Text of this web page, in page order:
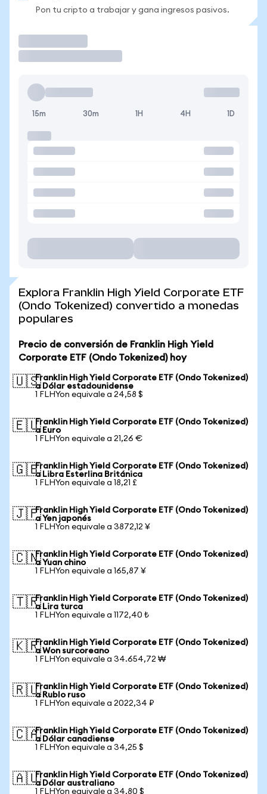
Pon tu cripto a trabajar y gana ingresos pasivos.
15m 30m 1H 4H 1D
Explora Franklin High Yield Corporate ETF
(Ondo Tokenized) convertido a monedas
populares
Precio de conversión de Franklin High Yield
Corporate ETF (Ondo Tokenized) hoy
🇺🇸Franklin High Yield Corporate ETF (Ondo Tokenized)
a Dólar estadounidense
1 FLHYon equivale a 24,58 $
🇪🇺Franklin High Yield Corporate ETF (Ondo Tokenized)
a Euro
1 FLHYon equivale a 21,26 €
🇬🇧Franklin High Yield Corporate ETF (Ondo Tokenized)
a Libra Esterlina Británica
1 FLHYon equivale a 18,21 £
🇯🇵Franklin High Yield Corporate ETF (Ondo Tokenized)
a Yen japonés
1 FLHYon equivale a 3872,12 ¥
🇨🇳Franklin High Yield Corporate ETF (Ondo Tokenized)
a Yuan chino
1 FLHYon equivale a 165,87 ¥
🇹🇷Franklin High Yield Corporate ETF (Ondo Tokenized)
a Lira turca
1 FLHYon equivale a 1172,40 ₺
🇰🇷Franklin High Yield Corporate ETF (Ondo Tokenized)
a Won surcoreano
1 FLHYon equivale a 34.654,72 ₩
🇷🇺Franklin High Yield Corporate ETF (Ondo Tokenized)
a Rublo ruso
1 FLHYon equivale a 2022,34 ₽
🇨🇦Franklin High Yield Corporate ETF (Ondo Tokenized)
a Dólar canadiense
1 FLHYon equivale a 34,25 $
🇦🇺Franklin High Yield Corporate ETF (Ondo Tokenized)
a Dólar australiano
1 FLHYon equivale a 34,80 $